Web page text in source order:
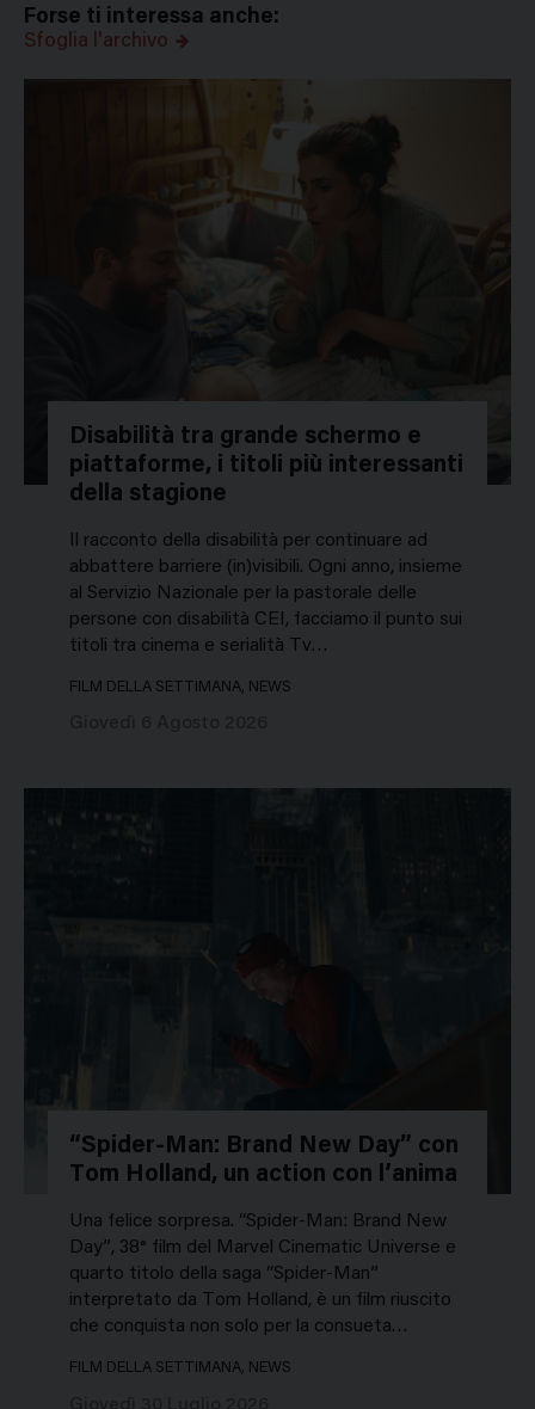
Forse ti interessa anche:
Sfoglia l'archivo
Disabilità tra grande schermo e
piattaforme, i titoli più interessanti
della stagione
Il racconto della disabilità per continuare ad
abbattere barriere (in)visibili. Ogni anno, insieme
al Servizio Nazionale per la pastorale delle
persone con disabilità CEI, facciamo il punto sui
titoli tra cinema e serialità Tv…
FILM DELLA SETTIMANA, NEWS
“Spider-Man: Brand New Day” con
Tom Holland, un action con l’anima
Una felice sorpresa. “Spider-Man: Brand New
Day”, 38° film del Marvel Cinematic Universe e
quarto titolo della saga “Spider-Man”
interpretato da Tom Holland, è un film riuscito
che conquista non solo per la consueta…
FILM DELLA SETTIMANA, NEWS